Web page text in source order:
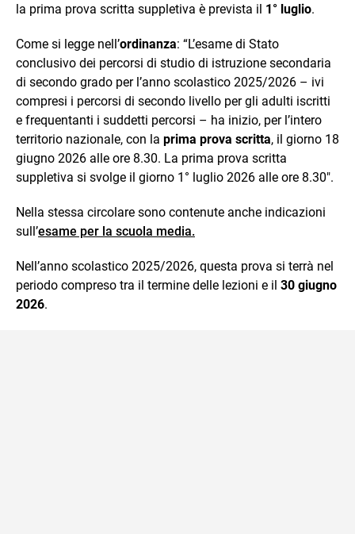
la prima prova scritta suppletiva è prevista il 1° luglio.
Come si legge nell’ordinanza: “L’esame di Stato
conclusivo dei percorsi di studio di istruzione secondaria
di secondo grado per l’anno scolastico 2025/2026 – ivi
compresi i percorsi di secondo livello per gli adulti iscritti
e frequentanti i suddetti percorsi – ha inizio, per l’intero
territorio nazionale, con la prima prova scritta, il giorno 18
giugno 2026 alle ore 8.30. La prima prova scritta
suppletiva si svolge il giorno 1° luglio 2026 alle ore 8.30″.
Nella stessa circolare sono contenute anche indicazioni
sull’esame per la scuola media.
Nell’anno scolastico 2025/2026, questa prova si terrà nel
periodo compreso tra il termine delle lezioni e il 30 giugno
2026.